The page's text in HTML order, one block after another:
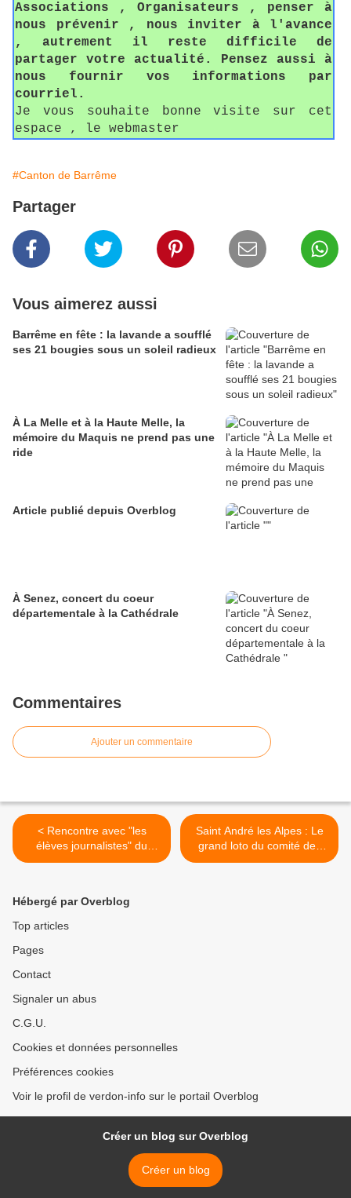
Associations , Organisateurs , penser à
nous prévenir , nous inviter à l'avance
, autrement il reste difficile de
partager votre actualité. Pensez aussi à
nous fournir vos informations par
courriel.
Je vous souhaite bonne visite sur cet
espace , le webmaster
#Canton de Barrême
Partager
Vous aimerez aussi
Barrême en fête : la lavande a soufflé
ses 21 bougies sous un soleil radieux
À La Melle et à la Haute Melle, la
mémoire du Maquis ne prend pas une
ride
Article publié depuis Overblog
À Senez, concert du coeur
départementale à la Cathédrale
Commentaires
Ajouter un commentaire
< Rencontre avec "les
élèves journalistes" du
collège René Cassin , St
Saint André les Alpes : Le
grand loto du comité des
fêtes a tenu ses promesses
Hébergé par Overblog
Top articles
Pages
Contact
Signaler un abus
C.G.U.
Cookies et données personnelles
Préférences cookies
Voir le profil de verdon-info sur le portail Overblog
Créer un blog sur Overblog
Créer un blog